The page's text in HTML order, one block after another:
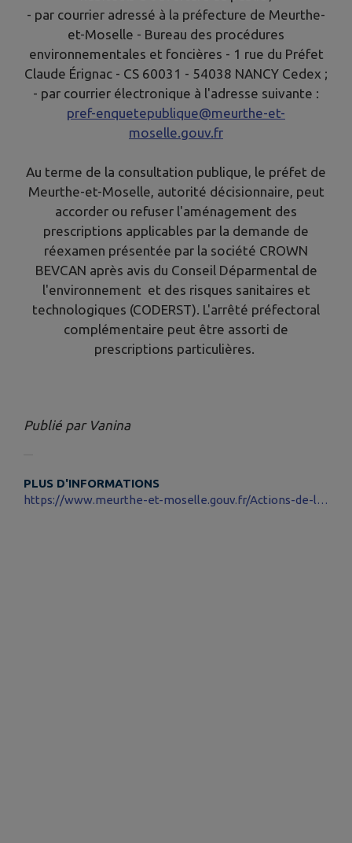
- par courrier adressé à la préfecture de Meurthe-
et-Moselle - Bureau des procédures
environnementales et foncières - 1 rue du Préfet
Claude Érignac - CS 60031 - 54038 NANCY Cedex ;
- par courrier électronique à l'adresse suivante :
pref-enquetepublique@meurthe-et-
moselle.gouv.fr
Au terme de la consultation publique, le préfet de
Meurthe-et-Moselle, autorité décisionnaire, peut
accorder ou refuser l'aménagement des
prescriptions applicables par la demande de
réexamen présentée par la société CROWN
BEVCAN après avis du Conseil Déparmental de
l'environnement et des risques sanitaires et
technologiques (CODERST). L'arrêté préfectoral
complémentaire peut être assorti de
prescriptions particulières.
Publié par Vanina
PLUS D'INFORMATIONS
https://www.meurthe-et-moselle.gouv.fr/Actions-de-l-Etat/Enquetes-et-consultations-publiques/Consultations-publiques2